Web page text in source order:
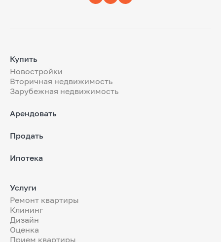
Купить
Новостройки
Вторичная недвижимость
Зарубежная недвижимость
Арендовать
Продать
Ипотека
Услуги
Ремонт квартиры
Клининг
Дизайн
Оценка
Прием квартиры